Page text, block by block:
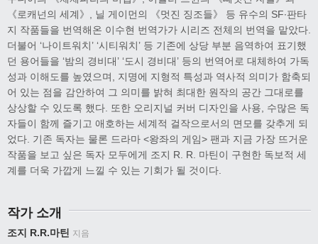
《로캐넌의 세계》, 닐 게이먼의 《멋진 징조들》 등 유수의 SF·판타
지 작품들을 번역해온 이수현 번역가가 시리즈 전체의 번역을 맡았다.
더불어 ‘나이트워치’ ‘시티워치’ 등 기존에 상당 부분 음역하여 표기했
던 용어들을 ‘밤의 경비대’ ‘도시 경비대’ 등의 번역어로 대체하여 가독
성과 이해도를 높였으며, 지명에 지형적 특성과 역사적 의미가 함축되
어 있는 점을 감안하여 그 의미를 밝혀 최대한 원작의 공간 그대로를
상상할 수 있도록 했다. 또한 오리지널 커버 디자인을 사용, 수많은 독
자들이 함께 즐기고 애호하는 세계적 걸작으로서의 면모를 갖추게 되
었다. 기존 독자는 물론 드라마 <왕좌의 게임> 팬과 지금 가장 뜨거운
작품을 보고 싶은 독자 모두에게 조지 R. R. 마틴이 구현한 독보적 세
계를 더욱 가깝게 느낄 수 있는 기회가 될 것이다.
작가 소개
조지 R.R.마틴 지음